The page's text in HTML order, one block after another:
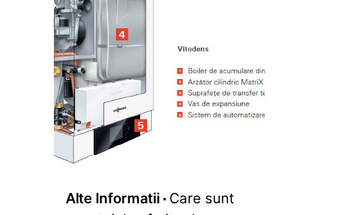
Alte Informatii
Care sunt